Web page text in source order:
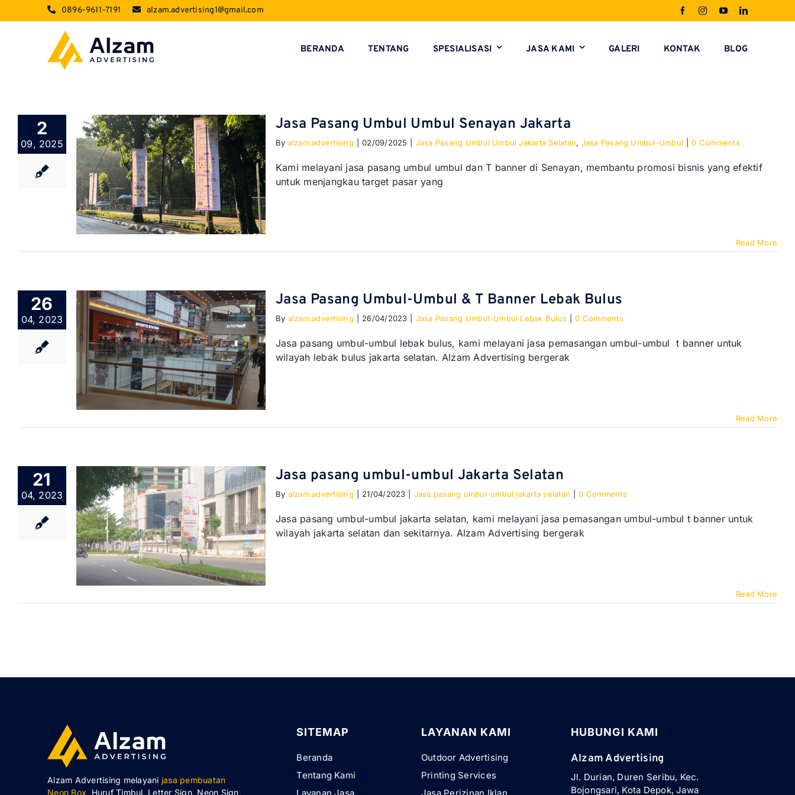
to
0896-9611-7191 alzam.advertising1@gmail.com
BERANDA TENTANG SPESIALISASI JASA KAMI GALERI KONTAK BLOG
2
09, 2025
Jasa Pasang Umbul Umbul Senayan Jakarta
By alzam.advertising 02/09/2025 Jasa Pasang Umbul Umbul Jakarta Selatan, Jasa Pasang Umbul-Umbul 0 Comments
Kami melayani jasa pasang umbul umbul dan T banner di Senayan, membantu promosi bisnis yang efektif
untuk menjangkau target pasar yang
Read More
26
04, 2023
Jasa Pasang Umbul-Umbul & T Banner Lebak Bulus
By alzam.advertising 26/04/2023 Jasa Pasang Umbul-Umbul Lebak Bulus 0 Comments
Jasa pasang umbul-umbul lebak bulus, kami melayani jasa pemasangan umbul-umbul t banner untuk
wilayah lebak bulus jakarta selatan. Alzam Advertising bergerak
Read More
21
04, 2023
Jasa pasang umbul-umbul Jakarta Selatan
By alzam.advertising 21/04/2023 Jasa pasang umbul-umbul jakarta selatan 0 Comments
Jasa pasang umbul-umbul jakarta selatan, kami melayani jasa pemasangan umbul-umbul t banner untuk
wilayah jakarta selatan dan sekitarnya. Alzam Advertising bergerak
Read More
Alzam Advertising melayani jasa pembuatan
Neon Box, Huruf Timbul, Letter Sign, Neon Sign,
SITEMAP
Beranda
Tentang Kami
LAYANAN KAMI
Outdoor Advertising
Printing Services
HUBUNGI KAMI
Alzam Advertising
Jl. Durian, Duren Seribu, Kec.
Bojongsari, Kota Depok, Jawa